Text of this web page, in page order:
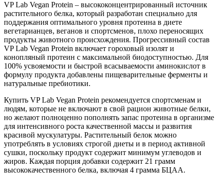
VP Lab Vegan Protein – высококонцентрированный источник
растительного белка, который разработан специально для
поддержания оптимального уровня протеина в диете
вегетарианцев, веганов и спортсменов, плохо переносящих
продукты животного происхождения. Прогрессивный состав
VP Lab Vegan Protein включает гороховый изолят и
конопляный протеин с максимальной биодоступностью. Для
100% усвояемости и быстрой всасываемости аминокислот в
формулу продукта добавлены пищеварительные ферменты и
натуральные пребиотики.
Купить VP Lab Vegan Protein рекомендуется спортсменам и
людям, которые не включают в свой рацион животные белки,
но желают полноценно пополнять запас протеина в организме
для интенсивного роста качественной массы и развития
красивой мускулатуры. Растительный белок можно
употреблять в условиях строгой диеты и в период активной
сушки, поскольку продукт содержит минимум углеводов и
жиров. Каждая порция добавки содержит 21 грамм
высококачественного белка, включая 4 грамма БЦАА.